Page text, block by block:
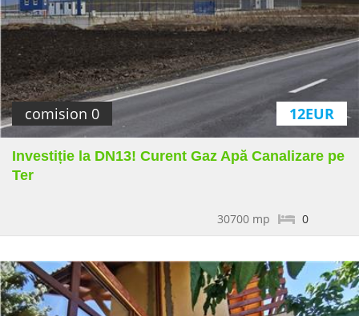
12EUR
comision 0
Investiție la DN13! Curent Gaz Apă Canalizare pe
Ter
0
30700 mp